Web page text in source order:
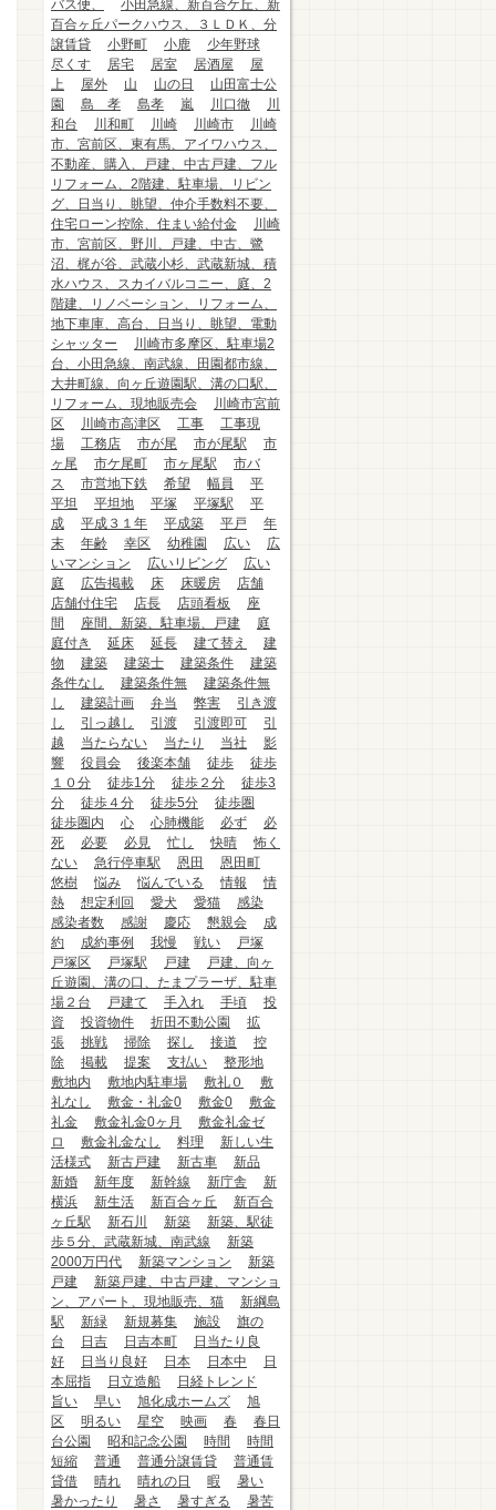
バス便、
小田急線、新百合ケ丘、新
百合ヶ丘パークハウス、３ＬＤＫ、分
譲賃貸
小野町 小鹿
少年野球
尽くす
居宅 居室 居酒屋
屋
上
屋外 山 山の日
山田富士公
園
島 孝 島孝 嵐 川口徹
川
和台
川和町 川崎 川崎市
川崎
市、宮前区、東有馬、アイワハウス、
不動産、購入、戸建、中古戸建、フル
リフォーム、2階建、駐車場、リビン
グ、日当り、眺望、仲介手数料不要、
住宅ローン控除、住まい給付金
川崎
市、宮前区、野川、戸建、中古、鷺
沼、梶が谷、武蔵小杉、武蔵新城、積
水ハウス、スカイバルコニー、庭、2
階建、リノベーション、リフォーム、
地下車庫、高台、日当り、眺望、電動
シャッター
川崎市多摩区、駐車場2
台、小田急線、南武線、田園都市線、
大井町線、向ヶ丘遊園駅、溝の口駅、
リフォーム、現地販売会
川崎市宮前
区
川崎市高津区 工事
工事現
場
工務店 市が尾 市が尾駅
市
ヶ尾
市ケ尾町 市ヶ尾駅
市バ
ス
市営地下鉄 希望 幅員
平
平坦
平坦地 平塚 平塚駅
平
成
平成３１年 平成築 平戸
年
末
年齢 幸区 幼稚園 広い
広
いマンション
広いリビング
広い
庭
広告掲載 床 床暖房
店舗
店舗付住宅
店長 店頭看板
座
間
座間、新築、駐車場、戸建
庭
庭付き
延床 延長 建て替え
建
物
建築 建築士 建築条件
建築
条件なし
建築条件無
建築条件無
し
建築計画 弁当 弊害
引き渡
し
引っ越し 引渡 引渡即可
引
越
当たらない 当たり 当社
影
響
役員会 後楽本舗 徒歩
徒歩
１０分
徒歩1分 徒歩２分
徒歩3
分
徒歩４分 徒歩5分
徒歩圏
徒歩圏内
心 心肺機能 必ず
必
死
必要 必見 忙し 快晴
怖く
ない
急行停車駅 恩田
恩田町
悠樹
悩み 悩んでいる 情報
情
熱
想定利回 愛犬 愛猫
感染
感染者数
感謝 慶応 懇親会
成
約
成約事例 我慢 戦い
戸塚
戸塚区
戸塚駅 戸建
戸建、向ヶ
丘遊園、溝の口、たまプラーザ、駐車
場２台
戸建て 手入れ 手頃
投
資
投資物件 折田不動公園
拡
張
挑戦 掃除 探し 接道
控
除
掲載 提案 支払い
整形地
敷地内
敷地内駐車場 敷礼０
敷
礼なし
敷金・礼金0 敷金0
敷金
礼金
敷金礼金0ヶ月
敷金礼金ゼ
ロ
敷金礼金なし 料理
新しい生
活様式
新古戸建 新古車
新品
新婚
新年度 新幹線 新庁舎
新
横浜
新生活 新百合ヶ丘
新百合
ヶ丘駅
新石川 新築
新築、駅徒
歩５分、武蔵新城、南武線
新築
2000万円代
新築マンション
新築
戸建
新築戸建、中古戸建、マンショ
ン、アパート、現地販売、猫
新綱島
駅
新緑 新規募集 施設
旗の
台
日吉 日吉本町
日当たり良
好
日当り良好 日本 日本中
日
本屈指
日立造船
日経トレンド
旨い
早い 旭化成ホームズ
旭
区
明るい 星空 映画 春
春日
台公園
昭和記念公園 時間
時間
短縮
普通 普通分譲賃貸
普通賃
貸借
晴れ 晴れの日 暇
暑い
暑かったり
暑さ 暑すぎる
暑苦